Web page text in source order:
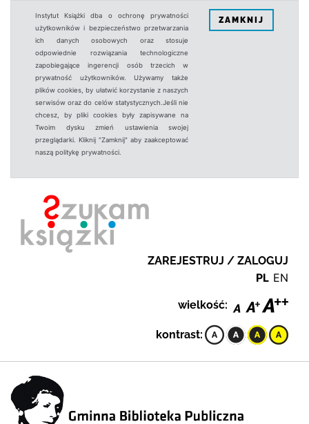
Instytut Książki dba o ochronę prywatności
użytkowników i bezpieczeństwo przetwarzania
ich danych osobowych oraz stosuje
odpowiednie rozwiązania technologiczne
zapobiegające ingerencji osób trzecich w
prywatność użytkowników. Używamy także
plików cookies, by ułatwić korzystanie z naszych
serwisów oraz do celów statystycznych.Jeśli nie
chcesz, by pliki cookies były zapisywane na
Twoim dysku zmień ustawienia swojej
przeglądarki. Kliknij "Zamknij" aby zaakceptować
naszą politykę prywatności.
ZAMKNIJ
ZAREJESTRUJ / ZALOGUJ
PL EN
wielkość:
kontrast: